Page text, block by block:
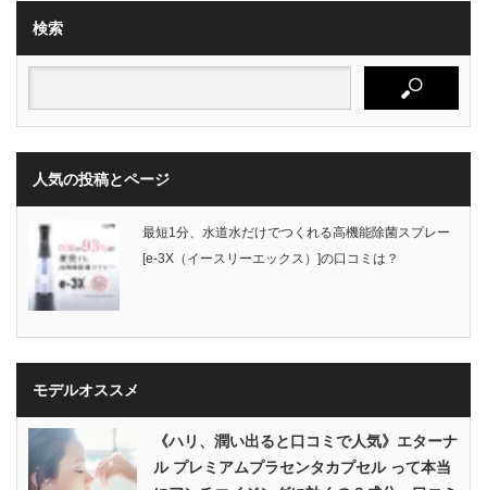
検索
人気の投稿とページ
最短1分、水道水だけでつくれる高機能除菌スプレー
[e-3X（イースリーエックス）]の口コミは？
モデルオススメ
《ハリ、潤い出ると口コミで人気》エターナ
ル プレミアムプラセンタカプセル って本当